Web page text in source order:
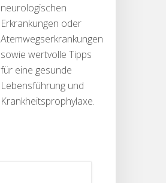
neurologischen
Erkrankungen oder
Atemwegserkrankungen
sowie wertvolle Tipps
für eine gesunde
Lebensführung und
Krankheitsprophylaxe.